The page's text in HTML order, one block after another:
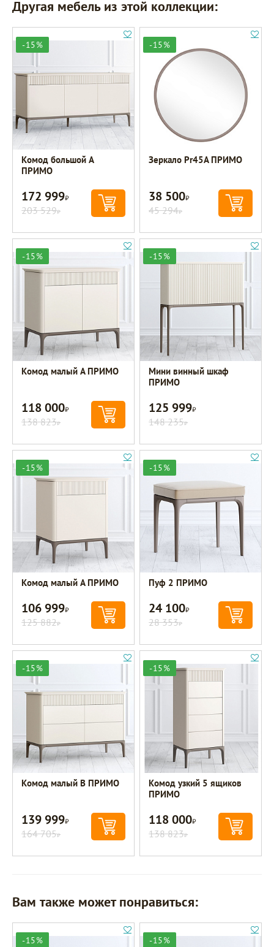
Другая мебель из этой коллекции:
-15%
Комод большой A
ПРИМО
172 999Р
203 529Р
-15%
Зеркало Pr45A ПРИМО
38 500Р
45 294Р
-15%
Комод малый A ПРИМО
118 000Р
138 823Р
-15%
Мини винный шкаф
ПРИМО
125 999Р
148 235Р
-15%
Комод малый A ПРИМО
106 999Р
125 882Р
-15%
Пуф 2 ПРИМО
24 100Р
28 353Р
-15%
Комод малый B ПРИМО
139 999Р
164 705Р
-15%
Комод узкий 5 ящиков
ПРИМО
118 000Р
138 823Р
Вам также может понравиться:
-15% -15%